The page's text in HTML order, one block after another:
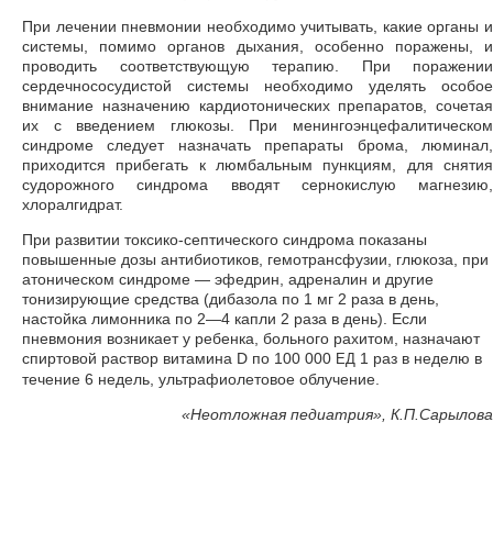
При лечении пневмонии необходимо учитывать, какие органы и
системы, помимо органов дыхания, особенно поражены, и
проводить соответствующую терапию. При поражении
сердечнососудистой системы необходимо уделять особое
внимание назначению кардиотонических препаратов, сочетая
их с введением глюкозы. При менингоэнцефалитическом
синдроме следует назначать препараты брома, люминал,
приходится прибегать к люмбальным пункциям, для снятия
судорожного синдрома вводят сернокислую магнезию,
хлоралгидрат.
При развитии токсико-септического синдрома показаны
повышенные дозы антибиотиков, гемотрансфузии, глюкоза, при
атоническом синдроме — эфедрин, адреналин и другие
тонизирующие средства (дибазола по 1 мг 2 раза в день,
настойка лимонника по 2—4 капли 2 раза в день). Если
пневмония возникает у ребенка, больного рахитом, назначают
спиртовой раствор витамина D по 100 000 ЕД 1 раз в неделю в
течение 6 недель, ультрафиолетовое облучение.
«Неотложная педиатрия», К.П.Сарылова